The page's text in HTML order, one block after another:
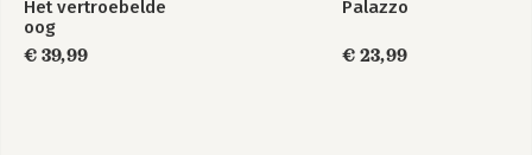
Het vertroebelde
oog
€ 39,99
Palazzo
€ 23,99